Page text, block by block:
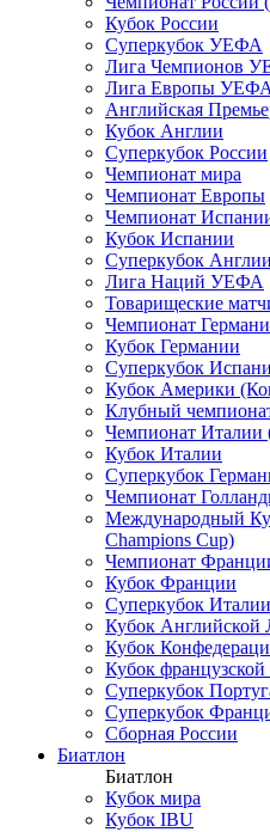
Кубок России
Суперкубок УЕФА
Лига Чемпионов
Лига Европы УЕФА
Английская
Кубок Англии
Суперкубок России
Чемпионат мира
Чемпионат Европы
Чемпионат
Кубок Испании
Суперкубок Англии
Лига Наций УЕФА
Товарищеские
Чемпионат
Кубок Германии
Суперкубок
Кубок Америки
Клубный
Чемпионат Италии
Кубок Италии
Суперкубок
Чемпионат
Международный
Champions Cup)
Чемпионат
Кубок Франции
Суперкубок Италии
Кубок Английской
Кубок
Кубок французской
Суперкубок
Суперкубок
Сборная России
Биатлон
Биатлон
Кубок мира
Кубок IBU